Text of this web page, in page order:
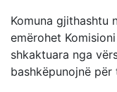
Komuna gjithashtu
emërohet
shkaktuara nga
bashkëpunojnë